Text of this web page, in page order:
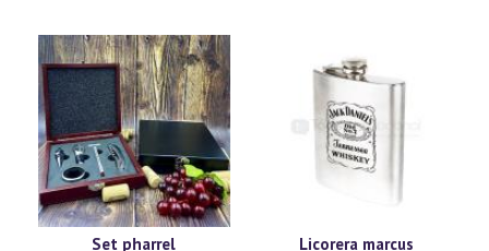
Set pharrel Licorera marcus